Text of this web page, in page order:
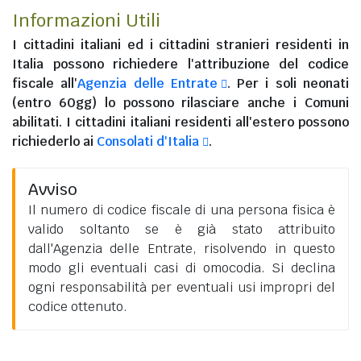
Informazioni Utili
I cittadini italiani ed i cittadini stranieri residenti in
Italia possono richiedere l'attribuzione del codice
fiscale all'Agenzia delle Entrate
. Per i soli neonati
(entro 60gg) lo possono rilasciare anche i Comuni
abilitati. I cittadini italiani residenti all'esteropossono
richiederlo ai Consolati d'Italia .
Avviso
Il numero di codice fiscale di una persona fisica è
valido soltanto se è già stato attribuito
dall'Agenzia delle Entrate, risolvendo in questo
modo gli eventuali casi di omocodia. Si declina
ogni responsabilità per eventuali usi impropri del
codice ottenuto.